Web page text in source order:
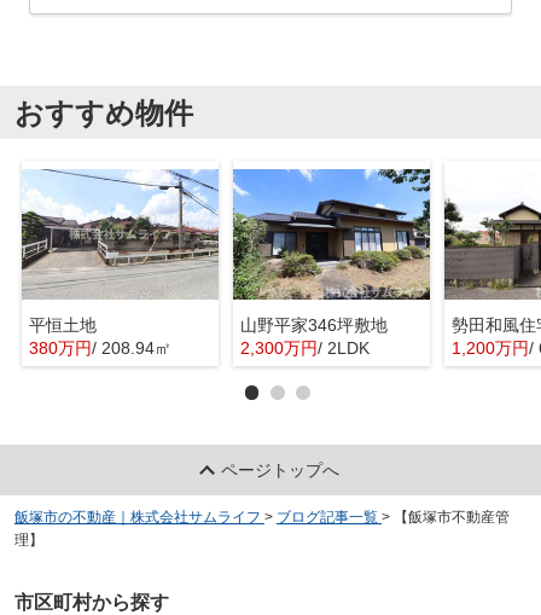
おすすめ物件
平恒土地
380万円/ 208.94㎡
山野平家346坪敷地
2,300万円/ 2LDK
勢田和風住
1,200万円/
ページトップへ
飯塚市の不動産｜株式会社サムライフ > ブログ記事一覧 >
【飯塚市不動産管
理】
市区町村から探す